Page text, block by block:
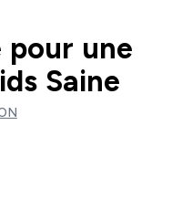
pour une
Saine